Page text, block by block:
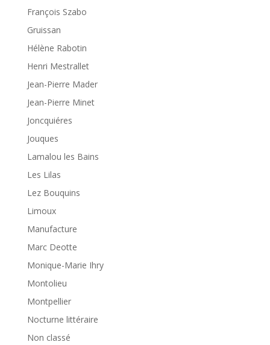
François Szabo
Gruissan
Hélène Rabotin
Henri Mestrallet
Jean-Pierre Mader
Jean-Pierre Minet
Joncquiéres
Jouques
Lamalou les Bains
Les Lilas
Lez Bouquins
Limoux
Manufacture
Marc Deotte
Monique-Marie Ihry
Montolieu
Montpellier
Nocturne littéraire
Non classé